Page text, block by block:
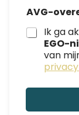
N
a
a
m
m
i
AVG-
Ik ga
EGO-
van